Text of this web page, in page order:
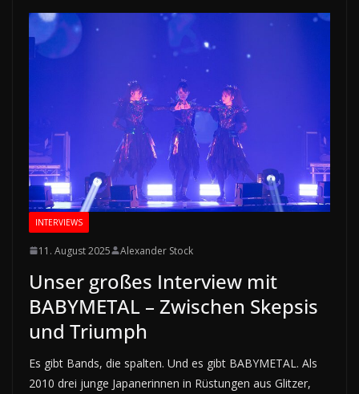
INTERVIEWS
11. August 2025 Alexander Stock
Unser großes Interview mit
BABYMETAL – Zwischen Skepsis
und Triumph
Es gibt Bands, die spalten. Und es gibt BABYMETAL. Als
2010 drei junge Japanerinnen in Rüstungen aus Glitzer,